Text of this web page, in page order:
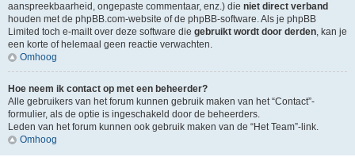
aanspreekbaarheid, ongepaste commentaar, enz.) die niet direct verband
houden met de phpBB.com-website of de phpBB-software. Als je phpBB
Limited toch e-mailt over deze software die gebruikt wordt door derden, kan je
een korte of helemaal geen reactie verwachten.
Omhoog
Hoe neem ik contact op met een beheerder?
Alle gebruikers van het forum kunnen gebruik maken van het “Contact”-
formulier, als de optie is ingeschakeld door de beheerders.
Leden van het forum kunnen ook gebruik maken van de “Het Team”-link.
Omhoog